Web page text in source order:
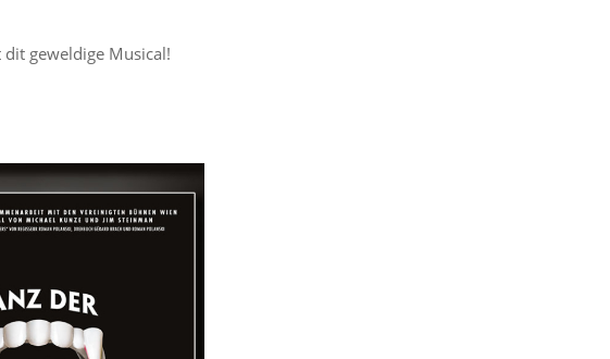
dit geweldige Musical!